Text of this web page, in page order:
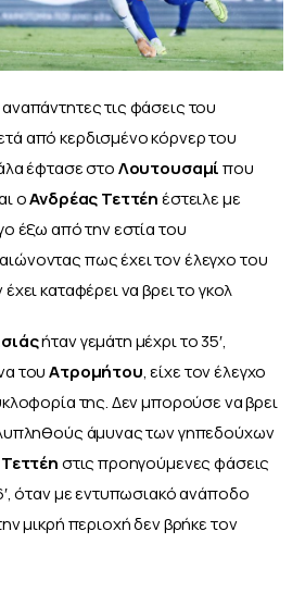
τις φάσεις του
από κερδισμένο κόρνερ του
έφτασε στο Λουτουσαμί που
ο Ανδρέας Τεττέη έστειλε με
έξω από την εστία του
πως έχει τον έλεγχο του
καταφέρει να βρει το γκολ
ήταν γεμάτη μέχρι το 35′,
του Ατρομήτου, είχε τον έλεγχο
της. Δεν μπορούσε να βρει
άμυνας των γηπεδούχων
Τεττέη στις προηγούμενες φάσεις
όταν με εντυπωσιακό ανάποδο
μικρή περιοχή δεν βρήκε τον